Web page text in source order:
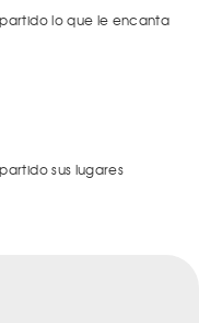
lo que le encanta
sus lugares